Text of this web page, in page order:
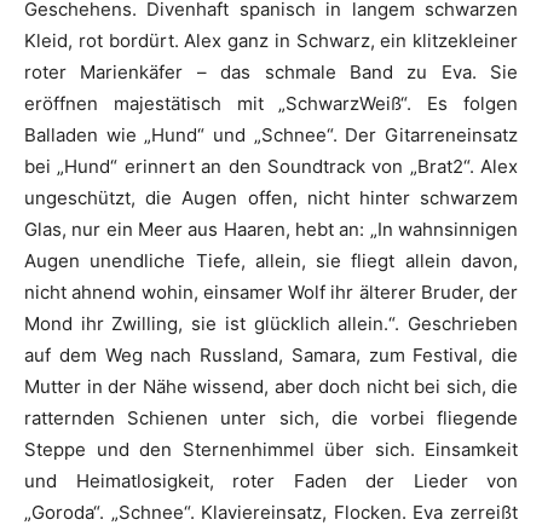
Geschehens. Divenhaft spanisch in langem schwarzen
Kleid, rot bordürt. Alex ganz in Schwarz, ein klitzekleiner
roter Marienkäfer – das schmale Band zu Eva. Sie
eröffnen majestätisch mit „SchwarzWeiß“. Es folgen
Balladen wie „Hund“ und „Schnee“. Der Gitarreneinsatz
bei „Hund“ erinnert an den Soundtrack von „Brat2“. Alex
ungeschützt, die Augen offen, nicht hinter schwarzem
Glas, nur ein Meer aus Haaren, hebt an: „In wahnsinnigen
Augen unendliche Tiefe, allein, sie fliegt allein davon,
nicht ahnend wohin, einsamer Wolf ihr älterer Bruder, der
Mond ihr Zwilling, sie ist glücklich allein.“. Geschrieben
auf dem Weg nach Russland, Samara, zum Festival, die
Mutter in der Nähe wissend, aber doch nicht bei sich, die
ratternden Schienen unter sich, die vorbei fliegende
Steppe und den Sternenhimmel über sich. Einsamkeit
und Heimatlosigkeit, roter Faden der Lieder von
„Goroda“. „Schnee“. Klaviereinsatz, Flocken. Eva zerreißt